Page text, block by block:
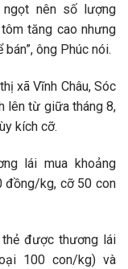
ngọt nên số lượng
tăng cao nhưng
ông Phúc nói.
xã Vĩnh Châu, Sóc
lên từ giữa tháng 8,
kích cỡ.
lái mua khoảng
đồng/kg, cỡ 50 con
được thương lái
100 con/kg) và